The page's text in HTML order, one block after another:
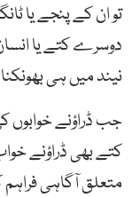
تو ان کے پنجے یا
دوسرے کتے یا
نیند میں ہی
جب ڈراؤنے خوابوں
کتے بھی ڈراؤنے
متعلق آگاہی فراہم